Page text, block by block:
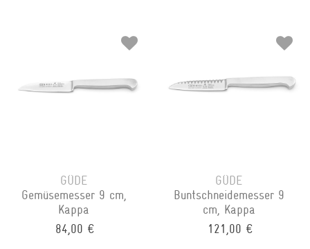
GÜDE
Gemüsemesser 9 cm,
Kappa
84,00 €
GÜDE
Buntschneidemesser 9
cm, Kappa
121,00 €